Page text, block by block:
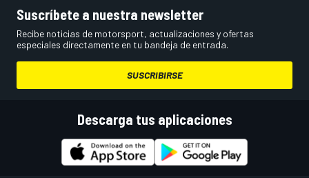
Suscríbete a nuestra newsletter
Recibe noticias de motorsport, actualizaciones y ofertas
especiales directamente en tu bandeja de entrada.
SUSCRIBIRSE
Descarga tus aplicaciones